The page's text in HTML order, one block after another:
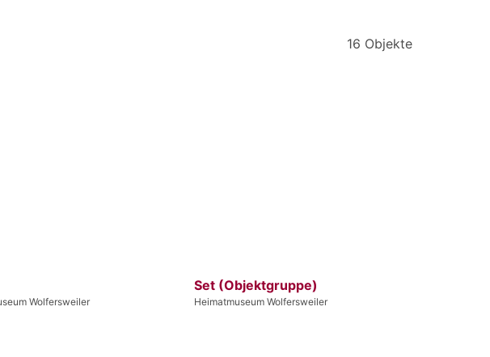
16 Objekte
Wolfersweiler
Set (Objektgruppe)
Heimatmuseum Wolfersweiler